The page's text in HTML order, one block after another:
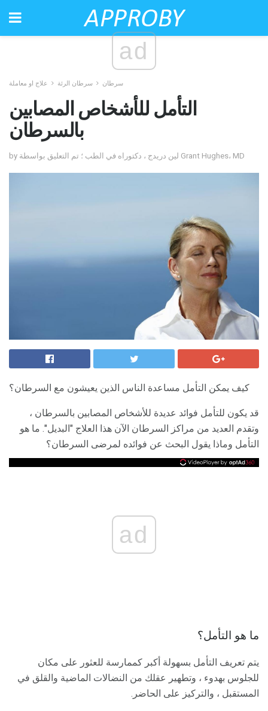
ad
سرطان سرطان الرئة علاج او معاملة
التأمل للأشخاص المصابين
بالسرطان
by لين دريدج ، دكتوراه في الطب ؛ تم التعليق بواسطة Grant Hughes، MD
كيف يمكن التأمل مساعدة الناس الذين يعيشون مع السرطان؟
قد يكون للتأمل فوائد عديدة للأشخاص المصابين بالسرطان ،
وتقدم العديد من مراكز السرطان الآن هذا العلاج "البديل". ما هو
التأمل وماذا يقول البحث عن فوائده لمرضى السرطان؟
ad
ما هو التأمل؟
يتم تعريف التأمل بسهولة أكبر كممارسة للعثور على مكان
للجلوس بهدوء ، وتطهير عقلك من النضالات الماضية والقلق في
المستقبل ، والتركيز على الحاضر.